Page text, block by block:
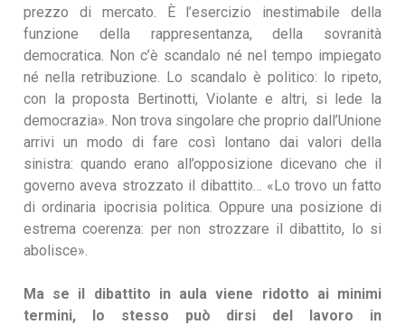
prezzo di mercato. È l’esercizio inestimabile della
funzione della rappresentanza, della sovranità
democratica. Non c’è scandalo né nel tempo impiegato
né nella retribuzione. Lo scandalo è politico: lo ripeto,
con la proposta Bertinotti, Violante e altri, si lede la
democrazia». Non trova singolare che proprio dall’Unione
arrivi un modo di fare così lontano dai valori della
sinistra: quando erano all’opposizione dicevano che il
governo aveva strozzato il dibattito… «Lo trovo un fatto
di ordinaria ipocrisia politica. Oppure una posizione di
estrema coerenza: per non strozzare il dibattito, lo si
abolisce».
Ma se il dibattito in aula viene ridotto ai minimi
termini, lo stesso può dirsi del lavoro in